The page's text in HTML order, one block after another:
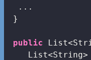
  ...
}
public